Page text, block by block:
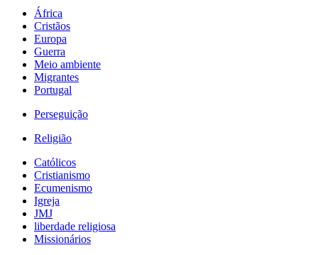
África
Cristãos
Europa
Guerra
Meio ambiente
Migrantes
Portugal
Perseguição
Religião
Católicos
Cristianismo
Ecumenismo
Igreja
JMJ
liberdade religiosa
Missionários